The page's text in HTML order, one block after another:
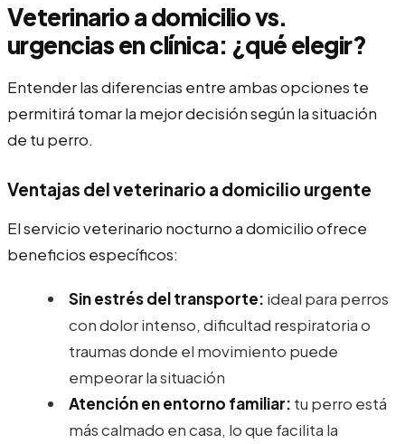
Veterinario a domicilio vs.
urgencias en clínica: ¿qué elegir?
Entender las diferencias entre ambas opciones te
permitirá tomar la mejor decisión según la situación
de tu perro.
Ventajas del veterinario a domicilio urgente
El servicio veterinario nocturno a domicilio ofrece
beneficios específicos:
Sin estrés del transporte: ideal para perros
con dolor intenso, dificultad respiratoria o
traumas donde el movimiento puede
empeorar la situación
Atención en entorno familiar: tu perro está
más calmado en casa, lo que facilita la